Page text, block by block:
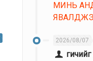
МИНЬ
2026/08/07